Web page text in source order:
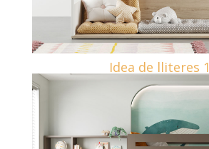
Idea de lliteres 1